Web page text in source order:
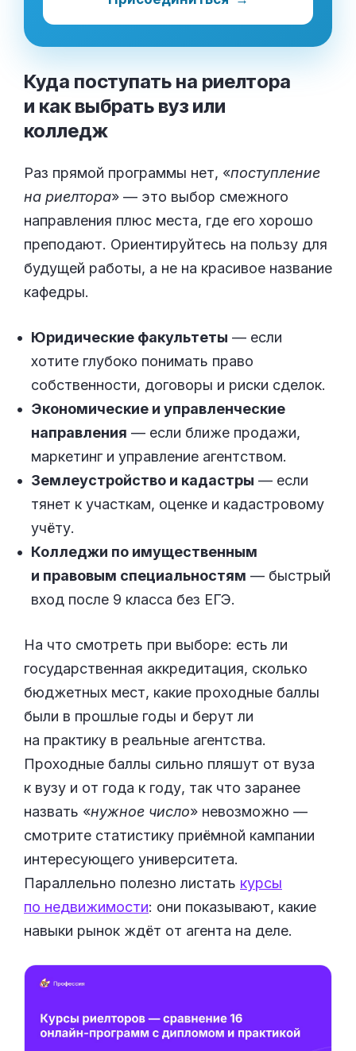
Куда поступать на риелтора
и как выбрать вуз или
колледж
Раз прямой программы нет, «поступление
на риелтора» — это выбор смежного
направления плюс места, где его хорошо
преподают. Ориентируйтесь на пользу для
будущей работы, а не на красивое название
кафедры.
Юридические факультеты — если
хотите глубоко понимать право
собственности, договоры и риски сделок.
Экономические и управленческие
направления — если ближе продажи,
маркетинг и управление агентством.
Землеустройство и кадастры — если
тянет к участкам, оценке и кадастровому
учёту.
Колледжи по имущественным
и правовым специальностям — быстрый
вход после 9 класса без ЕГЭ.
На что смотреть при выборе: есть ли
государственная аккредитация, сколько
бюджетных мест, какие проходные баллы
были в прошлые годы и берут ли
на практику в реальные агентства.
Проходные баллы сильно пляшут от вуза
к вузу и от года к году, так что заранее
назвать «нужное число» невозможно —
смотрите статистику приёмной кампании
интересующего университета.
Параллельно полезно листать курсы
по недвижимости: они показывают, какие
навыки рынок ждёт от агента на деле.